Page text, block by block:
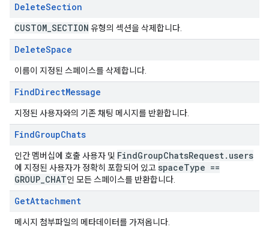
DeleteSection
CUSTOM SECTION 유형의 섹션을 삭제합니다.
DeleteSpace
이름이 지정된 스페이스를 삭제합니다.
FindDirectMessage
지정된 사용자와의 기존 채팅 메시지를 반환합니다.
FindGroupChats
인간 멤버십에 호출 사용자 및 FindGroupChatsRequest. users
에 지정된 사용자가 정확히 포함되어 있고 spaceType ==
GROUP CHAT인 모든 스페이스를 반환합니다.
GetAttachment
메시지 첨부파일의 메타데이터를 가져옵니다.